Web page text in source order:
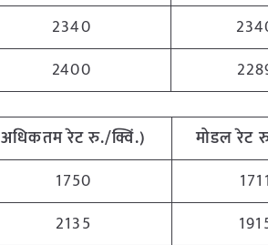
2340
2400
अधिकतम रेट रु./क्विं.)
मोडल रेट
1750
1711
2135